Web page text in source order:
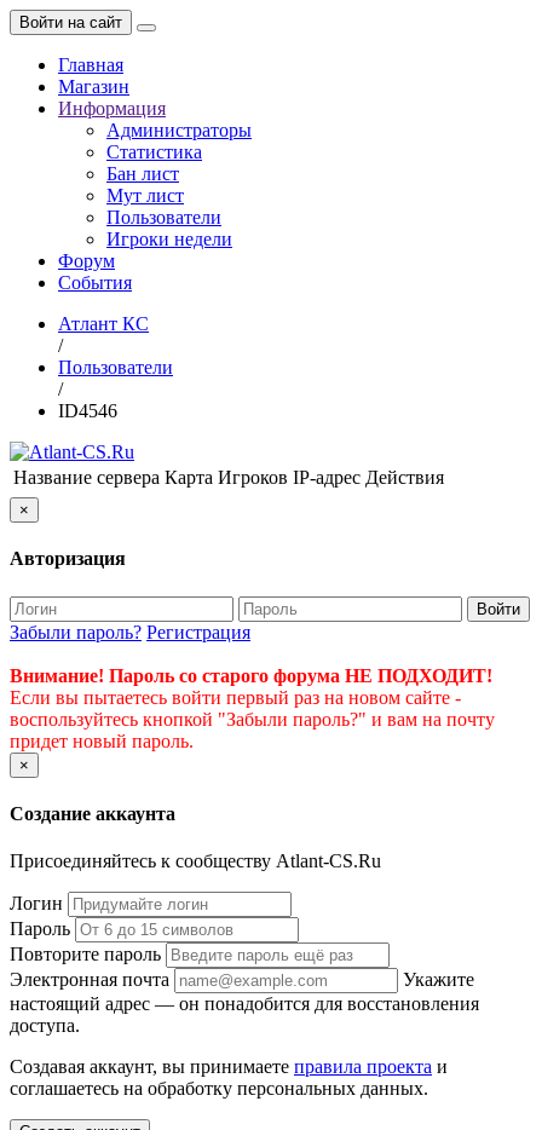
Войти на сайт
Главная
Магазин
Информация
Администраторы
Статистика
Бан лист
Мут лист
Пользователи
Игроки недели
Форум
События
Атлант КС
/
Пользователи
/
ID4546
Название сервера Карта Игроков IP-адрес Действия
×
Авторизация
Войти
Забыли пароль? Регистрация
Внимание! Пароль со старого форума НЕ ПОДХОДИТ!
Если вы пытаетесь войти первый раз на новом сайте -
воспользуйтесь кнопкой "Забыли пароль?" и вам на почту
придет новый пароль.
×
Создание аккаунта
Присоединяйтесь к сообществу Atlant-CS.Ru
Логин
Пароль
Повторите пароль
Электронная почта
Укажите
настоящий адрес — он понадобится для восстановления
доступа.
Создавая аккаунт, вы принимаете правила проекта и
соглашаетесь на обработку персональных данных.